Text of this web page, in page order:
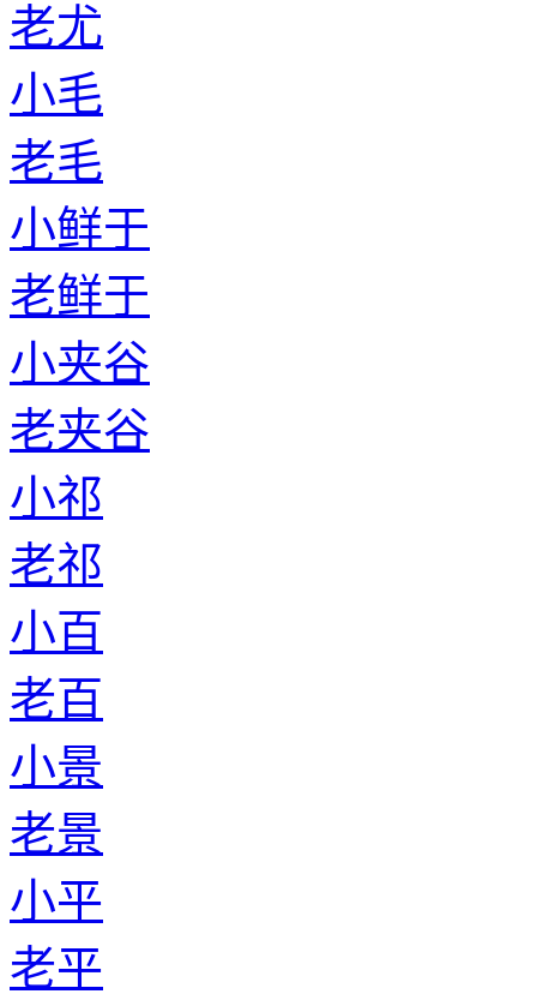
老尤
小毛
老毛
小鲜于
老鲜于
小夹谷
老夹谷
小祁
老祁
小百
老百
小景
老景
小平
老平